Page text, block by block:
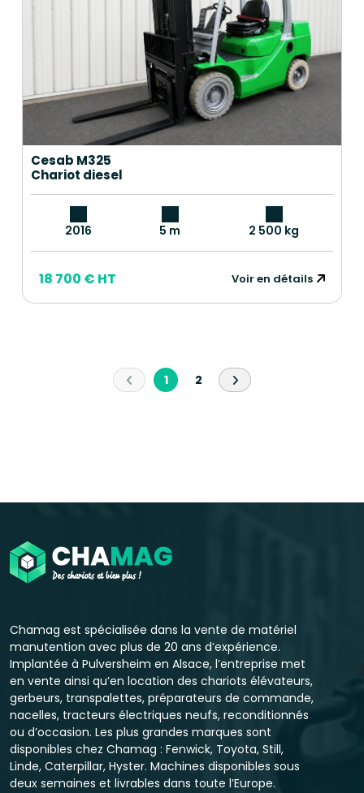
Cesab M325
Chariot diesel
2016 5 m 2 500 kg
18 700 € HT Voir en détails
1 2
Chamag est spécialisée dans la vente de matériel
manutention avec plus de 20 ans d’expérience.
Implantée à Pulversheim en Alsace, l’entreprise met
en vente ainsi qu’en location des chariots élévateurs,
gerbeurs, transpalettes, préparateurs de commande,
nacelles, tracteurs électriques neufs, reconditionnés
ou d’occasion. Les plus grandes marques sont
disponibles chez Chamag : Fenwick, Toyota, Still,
Linde, Caterpillar, Hyster. Machines disponibles sous
deux semaines et livrables dans toute l’Europe.